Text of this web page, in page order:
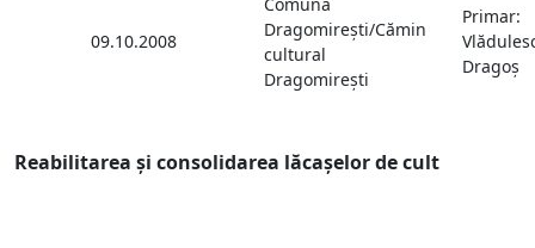
09.10.2008
Dragomireşti/Cămin
cultural
Dragomireşti
Primar:
Dragoş
Reabilitarea şi consolidarea lăcaşelor de cult